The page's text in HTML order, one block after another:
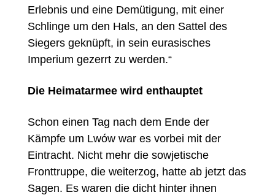
Erlebnis und eine Demütigung, mit einer
Schlinge um den Hals, an den Sattel des
Siegers geknüpft, in sein eurasisches
Imperium gezerrt zu werden.“
Die Heimatarmee wird enthauptet
Schon einen Tag nach dem Ende der
Kämpfe um Lwów war es vorbei mit der
Eintracht. Nicht mehr die sowjetische
Fronttruppe, die weiterzog, hatte ab jetzt das
Sagen. Es waren die dicht hinter ihnen